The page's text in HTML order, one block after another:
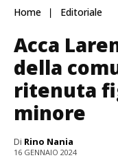
Home Editoriale
Acca
della
ritenuta
minore
Di Rino Nania
16 GENNAIO 2024